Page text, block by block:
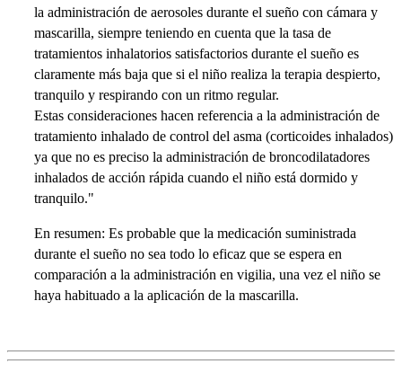
la administración de aerosoles durante el sueño con cámara y
mascarilla, siempre teniendo en cuenta que la tasa de
tratamientos inhalatorios satisfactorios durante el sueño es
claramente más baja que si el niño realiza la terapia despierto,
tranquilo y respirando con un ritmo regular.
Estas consideraciones hacen referencia a la administración de
tratamiento inhalado de control del asma (corticoides inhalados)
ya que no es preciso la administración de broncodilatadores
inhalados de acción rápida cuando el niño está dormido y
tranquilo."
En resumen: Es probable que la medicación suministrada
durante el sueño no sea todo lo eficaz que se espera en
comparación a la administración en vigilia, una vez el niño se
haya habituado a la aplicación de la mascarilla.